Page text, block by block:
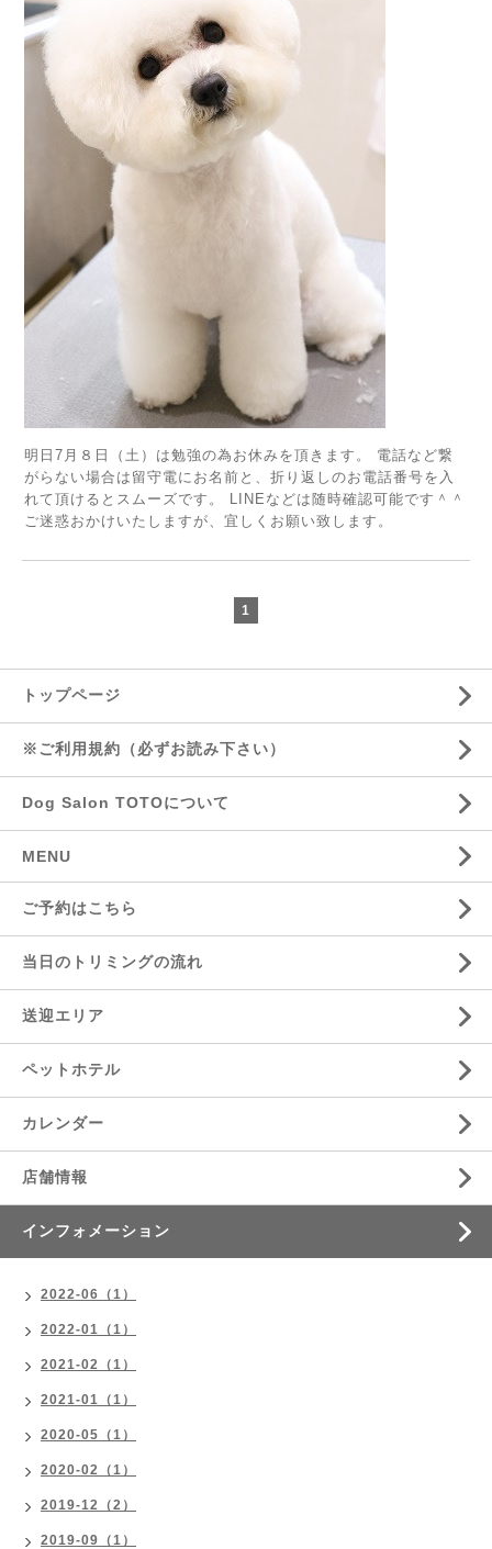
明日7月８日（土）は勉強の為お休みを頂きます。 電話など繋
がらない場合は留守電にお名前と、折り返しのお電話番号を入
れて頂けるとスムーズです。 LINEなどは随時確認可能です＾＾
ご迷惑おかけいたしますが、宜しくお願い致します。
1
トップページ
※ご利用規約（必ずお読み下さい）
Dog Salon TOTOについて
MENU
ご予約はこちら
当日のトリミングの流れ
送迎エリア
ペットホテル
カレンダー
店舗情報
インフォメーション
2022-06（1）
2022-01（1）
2021-02（1）
2021-01（1）
2020-05（1）
2020-02（1）
2019-12（2）
2019-09（1）